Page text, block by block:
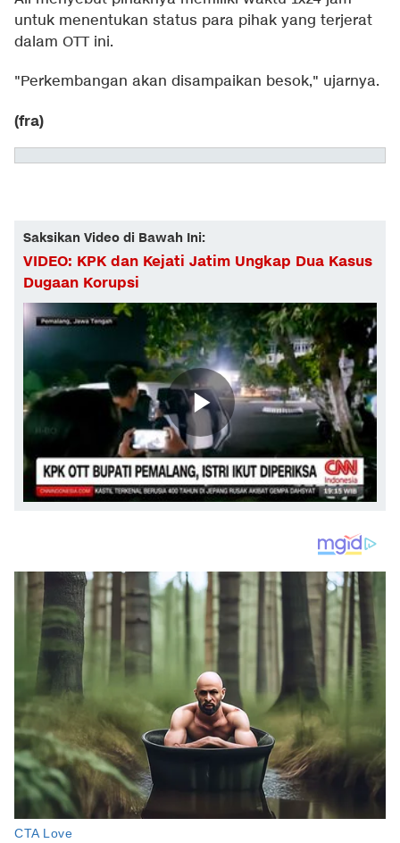
untuk menentukan status para pihak yang terjerat
dalam OTT ini.
"Perkembangan akan disampaikan besok," ujarnya.
(fra)
Saksikan Video di Bawah Ini:
VIDEO: KPK dan Kejati Jatim Ungkap Dua Kasus
Dugaan Korupsi